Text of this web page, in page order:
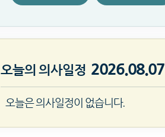
오늘의 의사일정 2026.08.07
오늘은 의사일정이 없습니다.